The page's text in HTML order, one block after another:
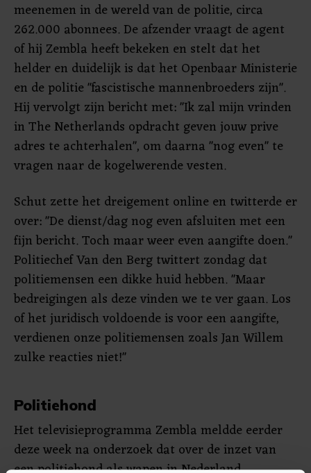
meenemen in de wereld van de politie, circa
262.000 abonnees. De afzender vraagt de agent
of hij Zembla heeft bekeken en stelt dat het
helder en duidelijk is dat het Openbaar Ministerie
en de politie "fascistische mannenbroeders zijn".
Hij vervolgt zijn bericht met: "Ik zal mijn vrinden
in The Netherlands opdracht geven jouw prive
adres te achterhalen", om daarna "nog even" te
vragen naar de kogelwerende vesten.
Schut zette het dreigement online en twitterde er
over: "De dienst/dag nog even afsluiten met een
fijn bericht. Toch maar weer even aangifte doen."
Politiechef Van den Berg twittert zondag dat
politiemensen een dikke huid hebben. "Maar
bedreigingen als deze vinden we te ver gaan. Los
of het juridisch voldoende is voor een aangifte,
verdienen onze politiemensen zoals Jan Willem
zulke reacties niet!"
Politiehond
Het televisieprogramma Zembla meldde eerder
deze week na onderzoek dat over de inzet van